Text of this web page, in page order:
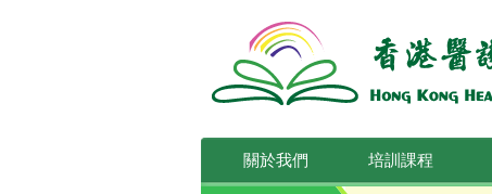
關於我們 培訓課程